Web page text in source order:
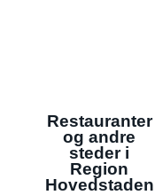
Restauranter
og andre
steder i
Region
Hovedstaden